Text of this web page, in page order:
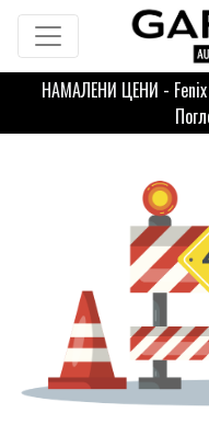
НАМАЛЕНИ ЦЕНИ - Fenix